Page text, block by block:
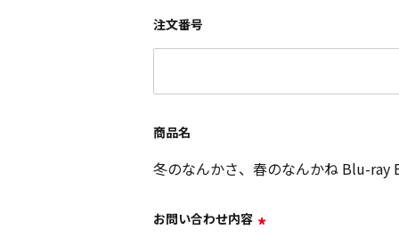
注文番号
商品名
冬のなんかさ、春のなんかね Blu-ray
お問い合わせ内容 *